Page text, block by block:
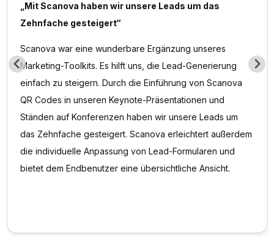
„Mit Scanova haben wir unsere Leads um das
Zehnfache gesteigert“
Scanova war eine wunderbare Ergänzung unseres
Marketing-Toolkits. Es hilft uns, die Lead-Generierung
einfach zu steigern. Durch die Einführung von Scanova
QR Codes in unseren Keynote-Präsentationen und
Ständen auf Konferenzen haben wir unsere Leads um
das Zehnfache gesteigert. Scanova erleichtert außerdem
die individuelle Anpassung von Lead-Formularen und
bietet dem Endbenutzer eine übersichtliche Ansicht.